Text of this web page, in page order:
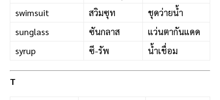
swimsuit
สวิมซุท
ชุดว่ายน้ำ
sunglass
ซันกลาส
แว่นตากันแดด
syrup
ซี-รัพ น้ำเชื่อม
T